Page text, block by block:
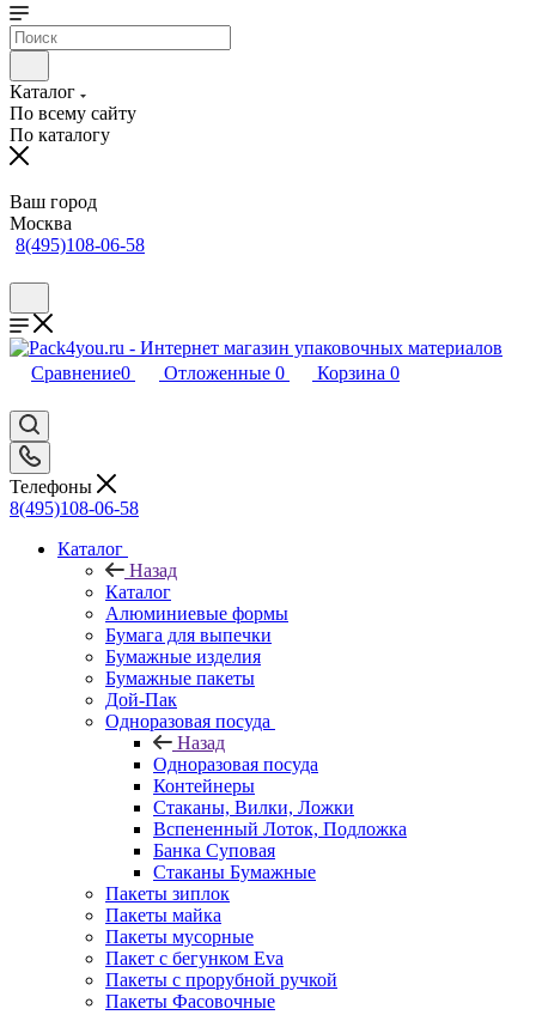
Каталог
По всему сайту
По каталогу
Ваш город
Москва
8(495)108-06-58
Сравнение0 Отложенные 0 Корзина 0
Телефоны
8(495)108-06-58
Каталог
Назад
Каталог
Алюминиевые формы
Бумага для выпечки
Бумажные изделия
Бумажные пакеты
Дой-Пак
Одноразовая посуда
Назад
Одноразовая посуда
Контейнеры
Стаканы, Вилки, Ложки
Вспененный Лоток, Подложка
Банка Суповая
Стаканы Бумажные
Пакеты зиплок
Пакеты майка
Пакеты мусорные
Пакет с бегунком Eva
Пакеты с прорубной ручкой
Пакеты Фасовочные